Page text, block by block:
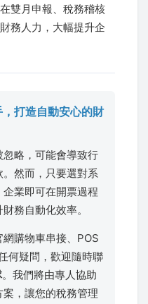
雙月申報、稅務稽核
務人力，大幅提升企
打造自動安心的財
略，可能會導致行
然而，只要選對系
業即可在開票過程
務自動化效率。
購物車串接、POS
何疑問，歡迎隨時聯
。我們將由專人協助
，讓您的稅務管理